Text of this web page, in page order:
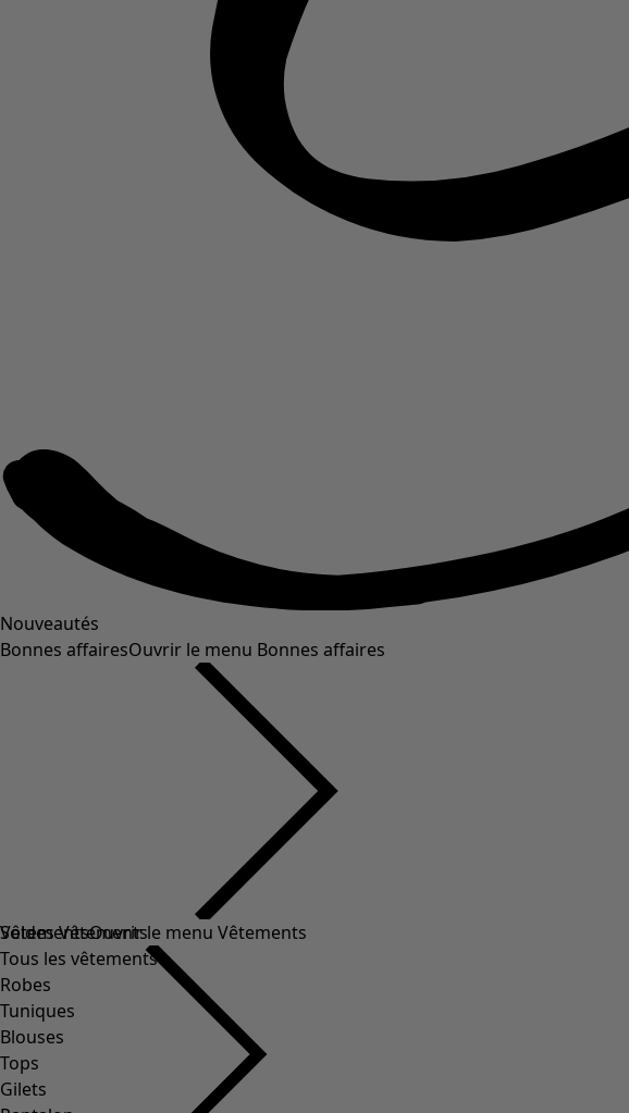
Nouveautés
Bonnes affairesOuvrir le menu Bonnes affaires
Soldes Vêtements
Tous les vêtements
Robes
Tuniques
Blouses
Tops
Gilets
VêtementsOuvrir le menu Vêtements